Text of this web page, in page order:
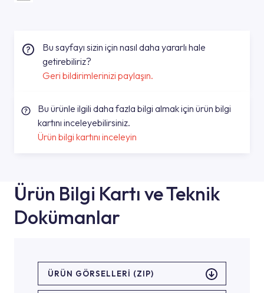
Bu sayfayı sizin için nasıl daha yararlı hale
getirebiliriz?
Geri bildirimlerinizi paylaşın.
Bu ürünle ilgili daha fazla bilgi almak için ürün bilgi
kartını inceleyebilirsiniz.
Ürün bilgi kartını inceleyin
Ürün Bilgi Kartı ve Teknik
Dokümanlar
ÜRÜN GÖRSELLERI (ZIP)